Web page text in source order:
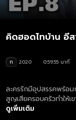
คิดฮอดไทบ้าน อีส
ท 2020
0:59:55 นาที
ละครรักมีอุปสรรคพร้อม
สูญเสียครอบครัวทำให้เ
จักรยานเก่าคู่ใจ ชีวิตใน
ดูเพิ่มเติม